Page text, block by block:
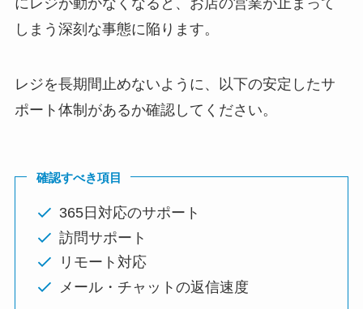
にレジが動かなくなると、お店の営業が止まって
しまう深刻な事態に陥ります。
レジを長期間止めないように、以下の安定したサ
ポート体制があるか確認してください。
確認すべき項目
365日対応のサポート
訪問サポート
リモート対応
メール・チャットの返信速度